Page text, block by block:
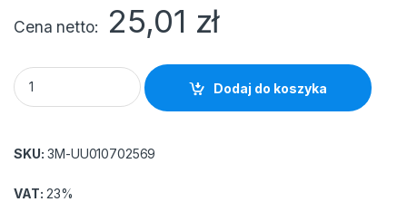
Cena netto 25,01 zł
Taśma biurowa ekonomiczna SCOTCH® (508), 15mm, 33m,
Dodaj do koszyka
SKU: 3M-UU010702569
VAT: 23%